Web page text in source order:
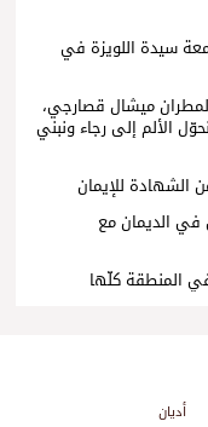
سيدة اللويزة في
ميشال قصارجي،
الألم إلى رجاء ونبني
الشهادة للإيمان
الديمان مع
المنطقة كلّها
أديان